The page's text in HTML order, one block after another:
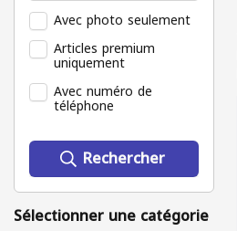
Avec photo seulement
Articles premium
uniquement
Avec numéro de
téléphone
Rechercher
Sélectionner une catégorie